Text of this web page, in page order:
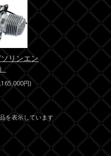
リンエン
円)
を表示しています